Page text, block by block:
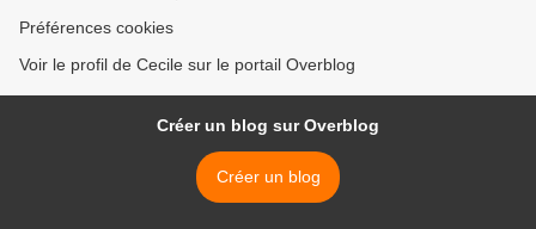
Préférences cookies
Voir le profil de Cecile sur le portail Overblog
Créer un blog sur Overblog
Créer un blog